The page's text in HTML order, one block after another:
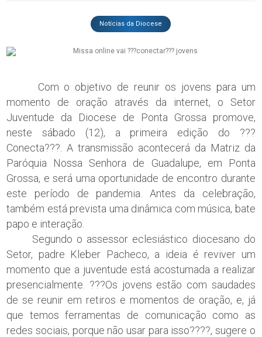
Notícias da Diocese
Com o objetivo de reunir os jovens para um
momento de oração através da internet, o Setor
Juventude da Diocese de Ponta Grossa promove,
neste sábado (12), a primeira edição do ???
Conecta???. A transmissão acontecerá da Matriz da
Paróquia Nossa Senhora de Guadalupe, em Ponta
Grossa, e será uma oportunidade de encontro durante
este período de pandemia. Antes da celebração,
também está prevista uma dinâmica com música, bate
papo e interação.
Segundo o assessor eclesiástico diocesano do
Setor, padre Kleber Pacheco, a ideia é reviver um
momento que a juventude está acostumada a realizar
presencialmente. ???Os jovens estão com saudades
de se reunir em retiros e momentos de oração, e, já
que temos ferramentas de comunicação como as
redes sociais, porque não usar para isso????, sugere o